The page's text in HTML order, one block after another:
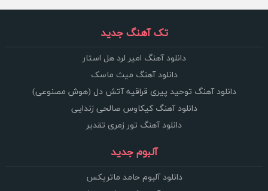
تک آهنگ جدید
دانلود آهنگ امیر لرد هل استار
دانلود آهنگ میث ماسک
دانلود آهنگ توحید پیری قراقیه آتش دل (هوش مصنوعی)
دانلود آهنگ کیکاوس صالحی زندایی
دانلود آهنگ تور زمری تقدیر
آلبوم جدید
دانلود آلبوم حامد ماتریکس